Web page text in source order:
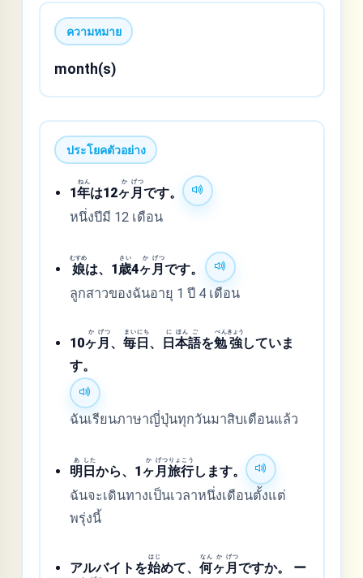
ความหมาย
month(s)
ประโยคตัวอย่าง
1年
ねん
は12ヶ
か
月
げつ
です。
หนึ่งปีมี 12 เดือน
娘
むすめ
は、1歳
さい
4ヶ
か
月
げつ
です。
ลูกสาวของฉันอายุ 1 ปี 4 เดือน
10ヶ
か
月
げつ
、毎
まい
日
にち
、 日
に
本
ほん
語
ご
を勉
べん
強
きょう
していま
す。
ฉันเรียนภาษาญี่ปุ่นทุกวันมาสิบเดือนแล้ว
明
あ
日
した
から、1ヶ
か
月
げつ
旅
りょ
行
こう
します。
ฉันจะเดินทางเป็นเวลาหนึ่งเดือนตั้งแต่
พรุ่งนี้
アルバイトを始
はじ
めて、何
なん
ヶ
か
月
げつ
ですか。 ー